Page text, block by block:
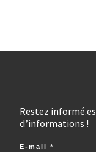
Restez
d’informations !
E-mail *